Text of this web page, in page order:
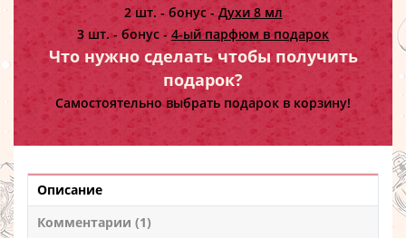
2 шт. - бонус -Духи 8 мл
3 шт. - бонус - 4-ый парфюм в подарок
Что нужно сделать чтобы получить
подарок?
Самостоятельно выбрать подарок в корзину!
Описание
Комментарии (1)